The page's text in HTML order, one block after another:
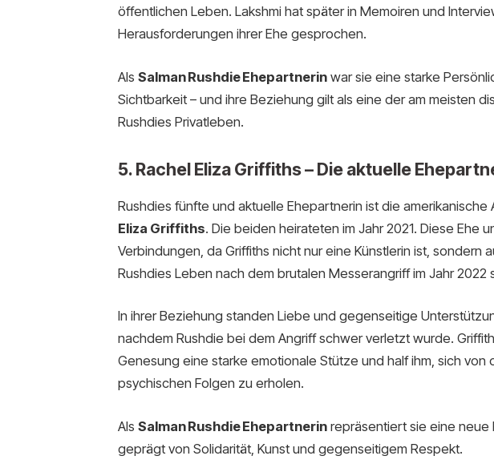
öffentlichen Leben. Lakshmi hat später in Memoiren und
Herausforderungen ihrer Ehe gesprochen.
Als Salman Rushdie Ehepartnerinwar sie eine starke
Sichtbarkeit – und ihre Beziehung gilt als eine der am meisten
Rushdies Privatleben.
5. Rachel Eliza Griffiths – Die aktuelle
Rushdies fünfte und aktuelle Ehepartnerin ist die amerikanische
Eliza Griffiths. Die beiden heirateten im Jahr 2021. Diese Ehe
Verbindungen, da Griffiths nicht nur eine Künstlerin ist, sondern
Rushdies Leben nach dem brutalen Messerangriff im Jahr 2022
In ihrer Beziehung standen Liebe und gegenseitige
nachdem Rushdie bei dem Angriff schwer verletzt wurde.
Genesung eine starke emotionale Stütze und half ihm, sich von
psychischen Folgen zu erholen.
Als Salman Rushdie Ehepartnerinrepräsentiert sie eine neue
geprägt von Solidarität, Kunst und gegenseitigem Respekt.